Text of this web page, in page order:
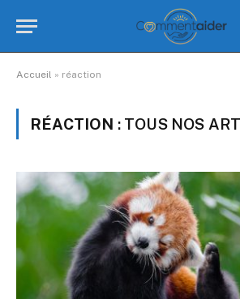
Accueil » réaction
RÉACTION : TOUS NOS